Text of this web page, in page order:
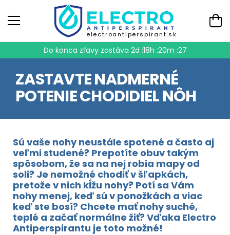
electroantiperspirant.sk
Do konca zľavy zostáva 2d :18h :20m :26
ZASTAVTE NADMERNÉ
POTENIE CHODIDIEL NÔH
Sú vaše nohy neustále spotené a často aj
veľmi studené? Prepotíte obuv takým
spôsobom, že sa na nej robia mapy od
soli? Je nemožné chodiť v šľapkách,
pretože v nich kĺžu nohy? Potí sa Vám
nohy menej, keď sú v ponožkách a viac
keď ste bosí? Chcete mať nohy suché,
teplé a začať normálne žiť? Vďaka Electro
Antiperspirantu je toto možné!